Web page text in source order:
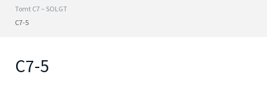
Tomt C7 – SOLGT
C7-5
C7-5